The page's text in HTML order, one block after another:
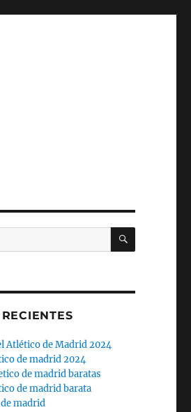
BUSCAR
Atlético de Madrid 2024
de madrid 2024
de madrid baratas
de madrid barata
madrid